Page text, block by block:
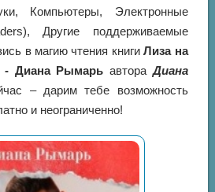
Компьютеры, Электронные
Другие поддерживаемые
в магию чтения книгиЛиза на
- Диана Рымарь автораДиана
– дарим тебе возможность
и неограниченно!